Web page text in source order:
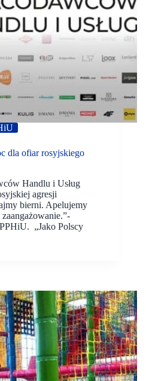
dla ofiar rosyjskiego
Handlu i Usług
agresji
bierni. Apelujemy
„Jako Polscy